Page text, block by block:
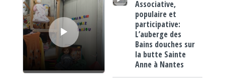
Associative,
populaire et
participative:
L’auberge des
Bains douches sur
la butte Sainte
Anne à Nantes